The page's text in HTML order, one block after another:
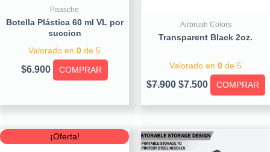
Paasche
Botella Plástica 60 ml VL por
succion
Valorado en 0 de 5
$6.900 COMPRAR
Airbrush Colors
Transparent Black 2oz.
Valorado en 0 de 5
$7.900 $7.500 COMPRAR
¡Oferta!
Original
price
Current
price